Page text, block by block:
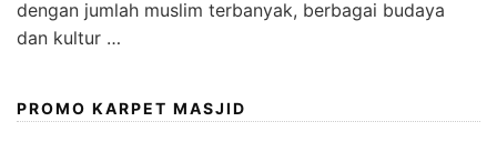
dengan jumlah muslim terbanyak, berbagai budaya
dan kultur …
PROMO KARPET MASJID